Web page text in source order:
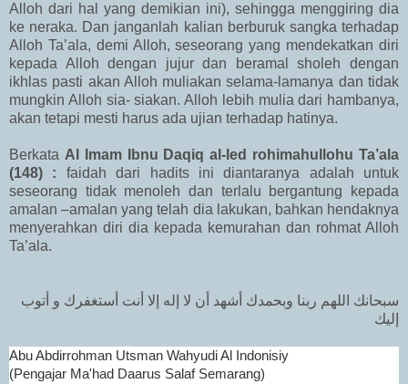
Alloh dari hal yang demikian ini), sehingga menggiring dia
ke neraka. Dan janganlah kalian berburuk sangka terhadap
Alloh Ta’ala, demi Alloh, seseorang yang mendekatkan diri
kepada Alloh dengan jujur dan beramal sholeh dengan
ikhlas pasti akan Alloh muliakan selama-lamanya dan tidak
mungkin Alloh sia- siakan. Alloh lebih mulia dari hambanya,
akan tetapi mesti harus ada ujian terhadap hatinya.
Berkata Al Imam Ibnu Daqiq al-Ied rohimahullohu Ta’ala
(148) : faidah dari hadits ini diantaranya adalah untuk
seseorang tidak menoleh dan terlalu bergantung kepada
amalan –amalan yang telah dia lakukan, bahkan hendaknya
menyerahkan diri dia kepada kemurahan dan rohmat Alloh
Ta’ala.
سبحانك اللهم ربنا وبحمدك أشهد أن لا إله إلا أنت أستغفرك و أتوب
إليك
Abu Abdirrohman Utsman Wahyudi Al Indonisiy
(Pengajar Ma'had Daarus Salaf Semarang)